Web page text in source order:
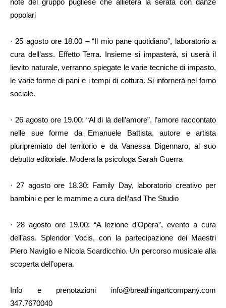
note del gruppo pugliese che allieterà la serata con danze
popolari
· 25 agosto ore 18.00 – “Il mio pane quotidiano”, laboratorio a
cura dell’ass. Effetto Terra. Insieme si impasterà, si userà il
lievito naturale, verranno spiegate le varie tecniche di impasto,
le varie forme di pani e i tempi di cottura. Si infornerà nel forno
sociale.
· 26 agosto ore 19.00: “Al di là dell’amore”, l’amore raccontato
nelle sue forme da Emanuele Battista, autore e artista
pluripremiato del territorio e da Vanessa Digennaro, al suo
debutto editoriale. Modera la psicologa Sarah Guerra
· 27 agosto ore 18.30: Family Day, laboratorio creativo per
bambini e per le mamme a cura dell’asd The Studio
· 28 agosto ore 19.00: “A lezione d’Opera”, evento a cura
dell’ass. Splendor Vocis, con la partecipazione dei Maestri
Piero Naviglio e Nicola Scardicchio. Un percorso musicale alla
scoperta dell’opera.
Info e prenotazioni info@breathingartcompany.com
347.7670040